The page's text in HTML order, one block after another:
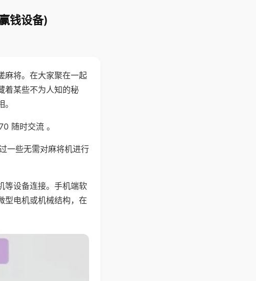
钱设备)
麻将。在大家聚在一起
着某些不为人知的秘
随时交流 。
一些无需对麻将机进行
等设备连接。手机端软
型电机或机械结构，在